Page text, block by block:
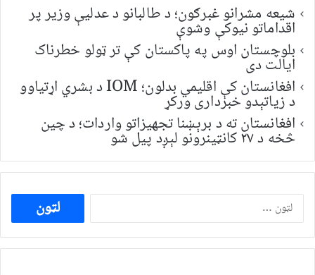
شیعه مشرانو غبرګون؛ د طالبانو د عدلیې وزیر پر
اقداماتو نیوکې وشوې
بلوچستان اوس په پاکستان کې تر ټولو خطرناک
ایالت دی
افغانستان کې اقلیمي بدلون؛ IOM د بشري اړتیاوو
د زیاتېدو خبرداری ورکړ
افغانستان ته د برېښنا تجهیزاتو واردات؛ د چین
څخه د ۲۷ کانټینرونو لېږد پیل شو
ددی
لپاره
لټون: